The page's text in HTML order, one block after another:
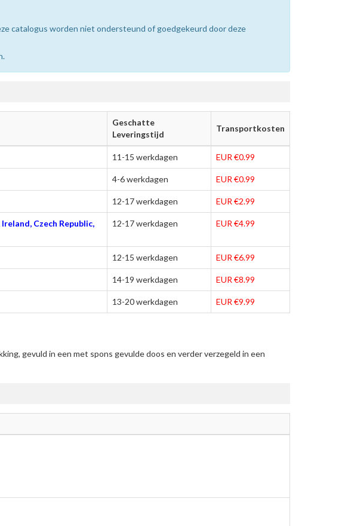
catalogus worden niet ondersteund of goedgekeurd door deze
Geschatte
Leveringstijd
Transportkosten
11-15 werkdagen EUR €0.99
4-6 werkdagen EUR €0.99
12-17 werkdagen EUR €2.99
Czech Republic,
12-17 werkdagen EUR €4.99
12-15 werkdagen EUR €6.99
14-19 werkdagen EUR €8.99
13-20 werkdagen EUR €9.99
gevuld in een met spons gevulde doos en verder verzegeld in een